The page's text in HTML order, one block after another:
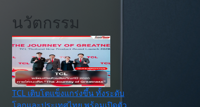
นวัตกรรม
TCL เติบโตแข็งแกร่งขึ้น ทั้งระดับ